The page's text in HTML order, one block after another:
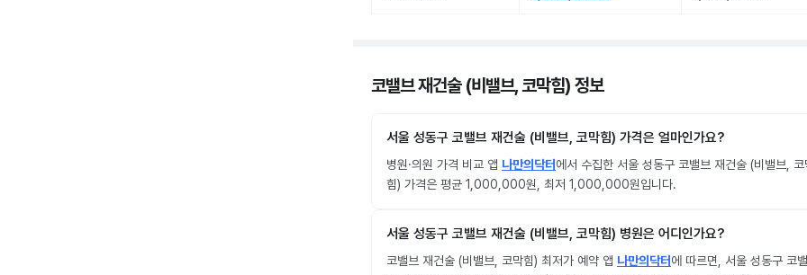
코밸브 재건술 (비밸브, 코막힘) 정보
서울 성동구 코밸브 재건술 (비밸브, 코막힘) 가격은 얼마인가요?
병원·의원 가격 비교 앱 나만의닥터에서 수집한 서울 성동구 코밸브 재건술 (비밸브, 코
힘) 가격은 평균 1,000,000원, 최저 1,000,000원입니다.
서울 성동구 코밸브 재건술 (비밸브, 코막힘) 병원은 어디인가요?
코밸브 재건술 (비밸브, 코막힘) 최저가 예약 앱 나만의닥터에 따르면, 서울 성동구 코